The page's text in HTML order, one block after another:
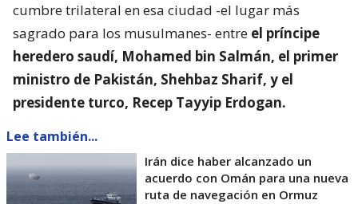
cumbre trilateral en esa ciudad -el lugar más
sagrado para los musulmanes- entre el príncipe
heredero saudí, Mohamed bin Salmán, el primer
ministro de Pakistán, Shehbaz Sharif, y el
presidente turco, Recep Tayyip Erdogan.
Lee también...
Irán dice haber alcanzado un
acuerdo con Omán para una nueva
ruta de navegación en Ormuz